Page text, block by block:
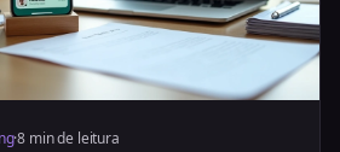
·8 min de leitura